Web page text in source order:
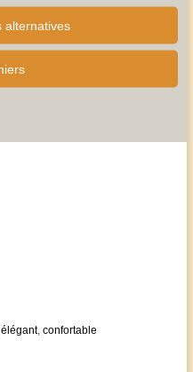
alternatives
élégant, confortable